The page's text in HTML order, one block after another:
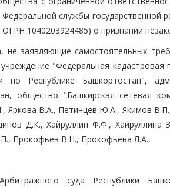
службы государственной
1040203924485) о признании
не заявляющие самостоятельных
"Федеральная кадастровая
по Республике Башкортостан",
общество "Башкирская сетевая
Яркова В.А., Петинцев Ю.А., Якимов
Д.К., Хайруллин Ф.Ф.,
Прокофьев В.Н., Прокофьева Л.А.,
суда Республики